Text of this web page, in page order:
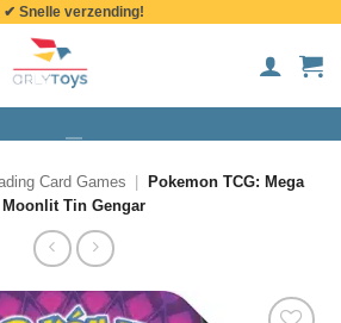
✔ Snelle verzending!
Card Games
Pokemon TCG: Mega
Moonlit Tin Gengar